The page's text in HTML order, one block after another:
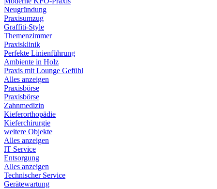
Neugründung
Praxisumzug
Graffiti-Style
Themenzimmer
Praxisklinik
Perfekte Linienführung
Ambiente in Holz
Praxis mit Lounge Gefühl
Alles anzeigen
Praxisbörse
Praxisbörse
Zahnmedizin
Kieferorthopädie
Kieferchirurgie
weitere Objekte
Alles anzeigen
IT Service
Entsorgung
Alles anzeigen
Technischer Service
Gerätewartung